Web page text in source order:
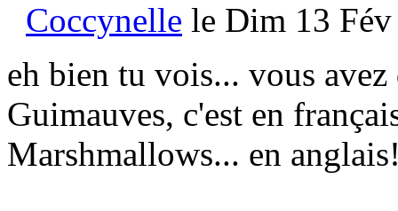
Coccynelle le Dim 13
eh bien tu vois... vous avez
Guimauves, c'est en
Marshmallows... en